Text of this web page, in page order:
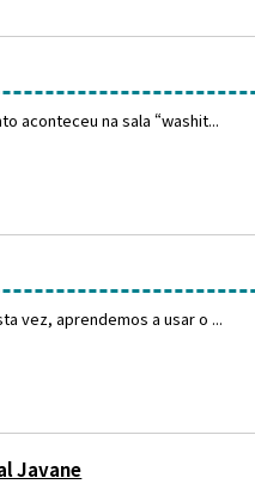
aconteceu na sala “washit...
vez, aprendemos a usar o ...
Javane